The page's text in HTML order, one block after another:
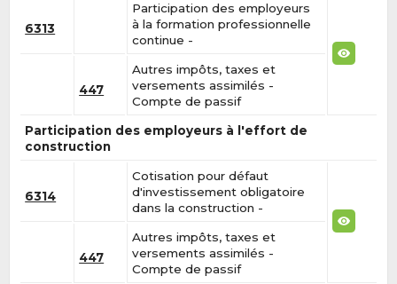
6313
Participation des employeurs
à la formation professionnelle
continue -
447
Autres impôts, taxes et
versements assimilés -
Compte de passif
Participation des employeurs à l'effort de
construction
6314
Cotisation pour défaut
d'investissement obligatoire
dans la construction -
447
Autres impôts, taxes et
versements assimilés -
Compte de passif